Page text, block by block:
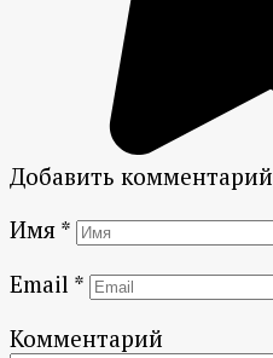
Добавить комментарий
Имя *
Email *
Комментарий